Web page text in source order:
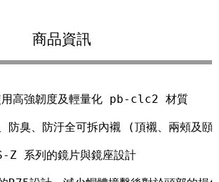
商品資訊
用高強韌度及輕量化 pb-clc2 材質
臭、防汙全可拆內襯 (頂襯、兩頰及頤
Z 系列的鏡片與鏡座設計